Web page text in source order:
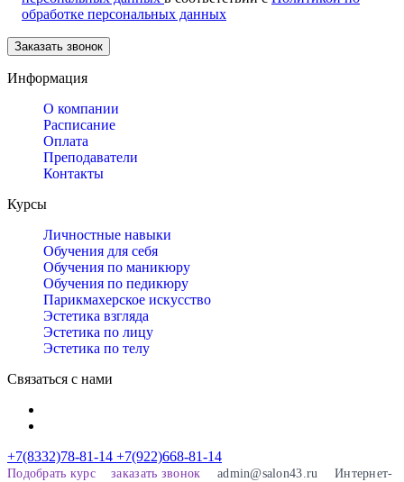
обработке персональных данных
Информация
О компании
Расписание
Оплата
Преподаватели
Контакты
Курсы
Личностные навыки
Обучения для себя
Обучения по маникюру
Обучения по педикюру
Парикмахерское искусство
Эстетика взгляда
Эстетика по лицу
Эстетика по телу
Связаться с нами
+7(8332)78-81-14 +7(922)668-81-14
Подобрать курс заказать звонок admin@salon43.ru
Интернет-